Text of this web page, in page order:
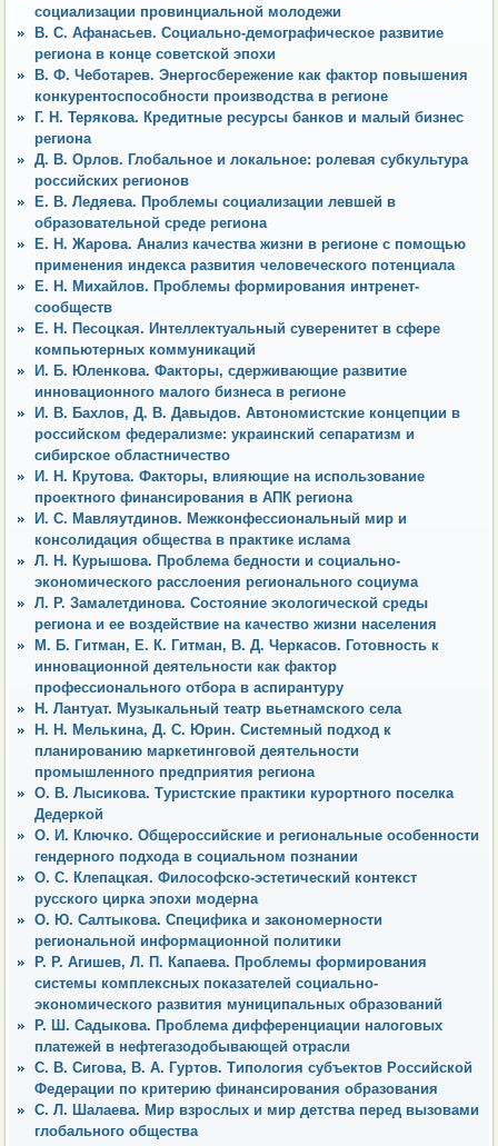
социализации провинциальной молодежи
В. С. Афанасьев. Социально-демографическое развитие
региона в конце советской эпохи
В. Ф. Чеботарев. Энергосбережение как фактор повышения
конкурентоспособности производства в регионе
Г. Н. Терякова. Кредитные ресурсы банков и малый бизнес
региона
Д. В. Орлов. Глобальное и локальное: ролевая субкультура
российских регионов
Е. В. Ледяева. Проблемы социализации левшей в
образовательной среде региона
Е. Н. Жарова. Анализ качества жизни в регионе с помощью
применения индекса развития человеческого потенциала
Е. Н. Михайлов. Проблемы формирования интренет-
сообществ
Е. Н. Песоцкая. Интеллектуальный суверенитет в сфере
компьютерных коммуникаций
И. Б. Юленкова. Факторы, сдерживающие развитие
инновационного малого бизнеса в регионе
И. В. Бахлов, Д. В. Давыдов. Автономистские концепции в
российском федерализме: украинский сепаратизм и
сибирское областничество
И. Н. Крутова. Факторы, влияющие на использование
проектного финансирования в АПК региона
И. С. Мавляутдинов. Межконфессиональный мир и
консолидация общества в практике ислама
Л. Н. Курышова. Проблема бедности и социально-
экономического расслоения регионального социума
Л. Р. Замалетдинова. Состояние экологической среды
региона и ее воздействие на качество жизни населения
М. Б. Гитман, Е. К. Гитман, В. Д. Черкасов. Готовность к
инновационной деятельности как фактор
профессионального отбора в аспирантуру
Н. Лантуат. Музыкальный театр вьетнамского села
Н. Н. Мелькина, Д. С. Юрин. Системный подход к
планированию маркетинговой деятельности
промышленного предприятия региона
О. В. Лысикова. Туристские практики курортного поселка
Дедеркой
О. И. Ключко. Общероссийские и региональные особенности
гендерного подхода в социальном познании
О. С. Клепацкая. Философско-эстетический контекст
русского цирка эпохи модерна
О. Ю. Салтыкова. Специфика и закономерности
региональной информационной политики
Р. Р. Агишев, Л. П. Капаева. Проблемы формирования
системы комплексных показателей социально-
экономического развития муниципальных образований
Р. Ш. Садыкова. Проблема дифференциации налоговых
платежей в нефтегазодобывающей отрасли
С. В. Сигова, В. А. Гуртов. Типология субъектов Российской
Федерации по критерию финансирования образования
С. Л. Шалаева. Мир взрослых и мир детства перед вызовами
глобального общества